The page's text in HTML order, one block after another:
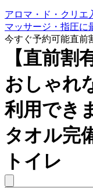
アロマ・ド・クリエ
マッサージ・指圧に
今すぐ予約可能直前
【直前割
おしゃれ
利用でき
タオル完
トイレ